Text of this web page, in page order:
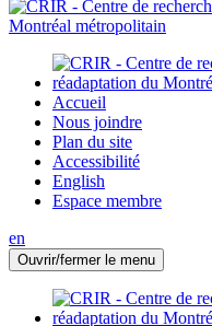
Accueil
Nous joindre
Plan du site
Accessibilité
English
Espace membre
en
Ouvrir/fermer le menu